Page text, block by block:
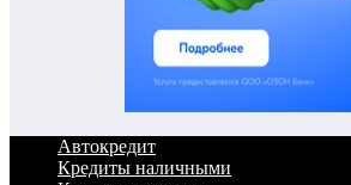
Автокредит
Кредиты наличными